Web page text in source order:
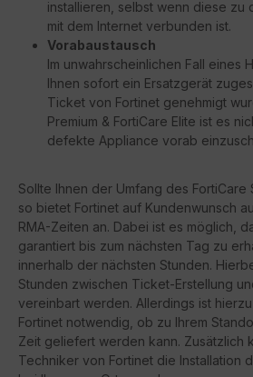
installieren, selbst wenn diese zu
mit dem Internet verbunden ist.
Vorabaustausch
Im unwahrscheinlichen Fall eines
Ihnen sofort ein Ersatzgerät
Ticket von Fortinet genehmigt
Premium & FortiCare Elite ist es
defekte Appliance vorab
Sollte Ihnen der Umfang des FortiCare
so bietet Fortinet auf Kundenwunsch
RMA-Zeiten an. Dabei ist es möglich,
garantiert bis zum nächsten Tag zu
innerhalb der nächsten Stunden.
Stunden zwischen Ticket-Erstellung
vereinbart werden. Allerdings ist
Fortinet notwendig, ob zu Ihrem
Zeit geliefert werden kann. Zusätzlich
Techniker von Fortinet die Installation